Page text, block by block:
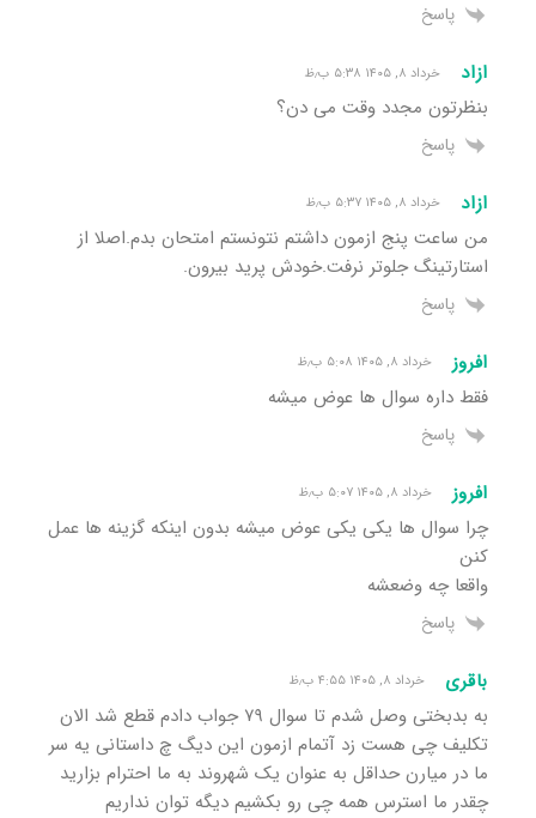
پاسخ
ازاد خرداد ۸, ۱۴۰۵ ۵:۳۸ ب٫ظ
بنظرتون مجدد وقت می دن؟
پاسخ
ازاد خرداد ۸, ۱۴۰۵ ۵:۳۷ ب٫ظ
من ساعت پنج ازمون داشتم نتونستم امتحان بدم.اصلا از
استارتینگ جلوتر نرفت.خودش پرید بیرون.
پاسخ
افروز خرداد ۸, ۱۴۰۵ ۵:۰۸ ب٫ظ
فقط داره سوال ها عوض میشه
پاسخ
افروز خرداد ۸, ۱۴۰۵ ۵:۰۷ ب٫ظ
چرا سوال ها یکی یکی عوض میشه بدون اینکه گزینه ها عمل
کنن
واقعا چه وضعشه
پاسخ
باقری خرداد ۸, ۱۴۰۵ ۴:۵۵ ب٫ظ
به بدبختی وصل شدم تا سوال ۷۹ جواب دادم قطع شد الان
تکلیف چی هست زد آتمام ازمون این دیگ چ داستانی یه سر
ما در میارن حداقل به عنوان یک شهروند به ما احترام بزارید
چقدر ما استرس همه چی رو بکشیم دیگه توان نداریم